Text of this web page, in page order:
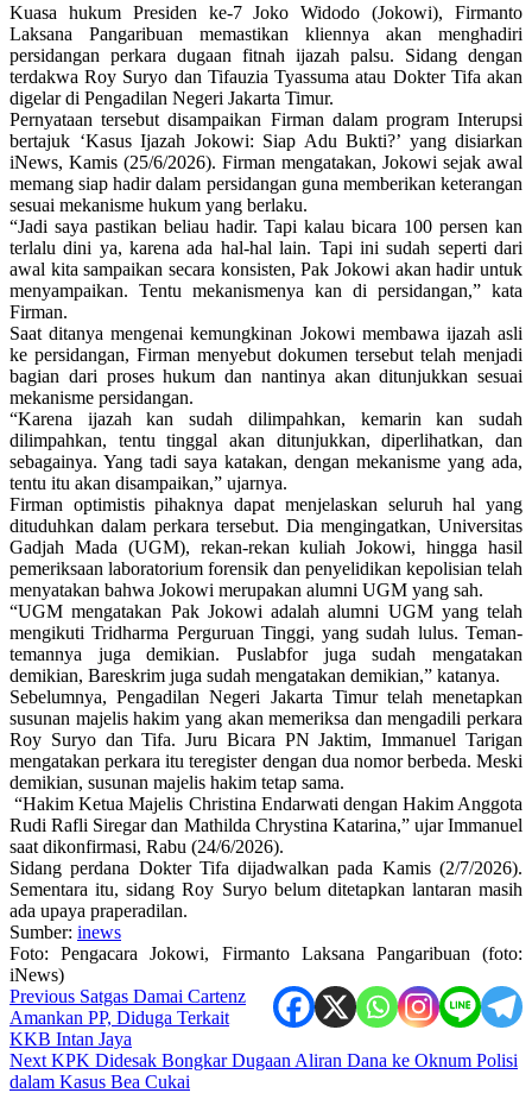
Kuasa hukum Presiden ke-7 Joko Widodo (Jokowi), Firmanto
Laksana Pangaribuan memastikan kliennya akan menghadiri
persidangan perkara dugaan fitnah ijazah palsu. Sidang dengan
terdakwa Roy Suryo dan Tifauzia Tyassuma atau Dokter Tifa akan
digelar di Pengadilan Negeri Jakarta Timur.
Pernyataan tersebut disampaikan Firman dalam program Interupsi
bertajuk ‘Kasus Ijazah Jokowi: Siap Adu Bukti?’ yang disiarkan
iNews, Kamis (25/6/2026). Firman mengatakan, Jokowi sejak awal
memang siap hadir dalam persidangan guna memberikan keterangan
sesuai mekanisme hukum yang berlaku.
“Jadi saya pastikan beliau hadir. Tapi kalau bicara 100 persen kan
terlalu dini ya, karena ada hal-hal lain. Tapi ini sudah seperti dari
awal kita sampaikan secara konsisten, Pak Jokowi akan hadir untuk
menyampaikan. Tentu mekanismenya kan di persidangan,” kata
Firman.
Saat ditanya mengenai kemungkinan Jokowi membawa ijazah asli
ke persidangan, Firman menyebut dokumen tersebut telah menjadi
bagian dari proses hukum dan nantinya akan ditunjukkan sesuai
mekanisme persidangan.
“Karena ijazah kan sudah dilimpahkan, kemarin kan sudah
dilimpahkan, tentu tinggal akan ditunjukkan, diperlihatkan, dan
sebagainya. Yang tadi saya katakan, dengan mekanisme yang ada,
tentu itu akan disampaikan,” ujarnya.
Firman optimistis pihaknya dapat menjelaskan seluruh hal yang
dituduhkan dalam perkara tersebut. Dia mengingatkan, Universitas
Gadjah Mada (UGM), rekan-rekan kuliah Jokowi, hingga hasil
pemeriksaan laboratorium forensik dan penyelidikan kepolisian telah
menyatakan bahwa Jokowi merupakan alumni UGM yang sah.
“UGM mengatakan Pak Jokowi adalah alumni UGM yang telah
mengikuti Tridharma Perguruan Tinggi, yang sudah lulus. Teman-
temannya juga demikian. Puslabfor juga sudah mengatakan
demikian, Bareskrim juga sudah mengatakan demikian,” katanya.
Sebelumnya, Pengadilan Negeri Jakarta Timur telah menetapkan
susunan majelis hakim yang akan memeriksa dan mengadili perkara
Roy Suryo dan Tifa. Juru Bicara PN Jaktim, Immanuel Tarigan
mengatakan perkara itu teregister dengan dua nomor berbeda. Meski
demikian, susunan majelis hakim tetap sama.
“Hakim Ketua Majelis Christina Endarwati dengan Hakim Anggota
Rudi Rafli Siregar dan Mathilda Chrystina Katarina,” ujar Immanuel
saat dikonfirmasi, Rabu (24/6/2026).
Sidang perdana Dokter Tifa dijadwalkan pada Kamis (2/7/2026).
Sementara itu, sidang Roy Suryo belum ditetapkan lantaran masih
ada upaya praperadilan.
Sumber: inews
Foto: Pengacara Jokowi, Firmanto Laksana Pangaribuan (foto:
iNews)
Post
navigation
Previous Satgas Damai Cartenz
Amankan PP, Diduga Terkait
KKB Intan Jaya
Next KPK Didesak Bongkar Dugaan Aliran Dana ke Oknum Polisi
dalam Kasus Bea Cukai